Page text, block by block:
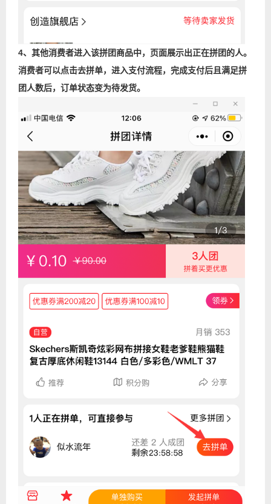
4、其他消费者进入该拼团商品中，页面展示出正在拼团的人。
消费者可以点击去拼单，进入支付流程，完成支付后且满足拼
团人数后，订单状态变为待发货。